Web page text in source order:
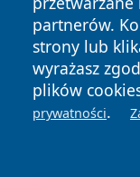
partnerów.
strony lub
wyrażasz
plików
prywatności.
News Autorzy